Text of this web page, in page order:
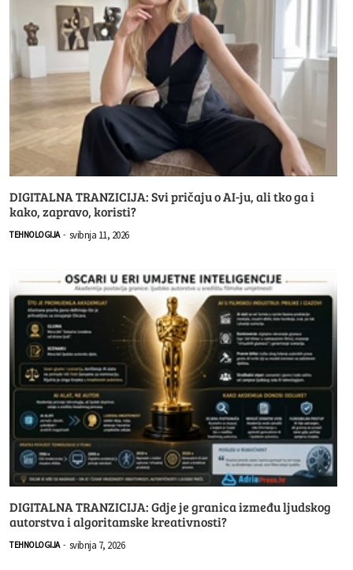
DIGITALNA TRANZICIJA: Svi pričaju o AI-ju, ali tko ga i
kako, zapravo, koristi?
TEHNOLOGIJA - svibnja 11, 2026
DIGITALNA TRANZICIJA: Gdje je granica između ljudskog
autorstva i algoritamske kreativnosti?
TEHNOLOGIJA - svibnja 7, 2026